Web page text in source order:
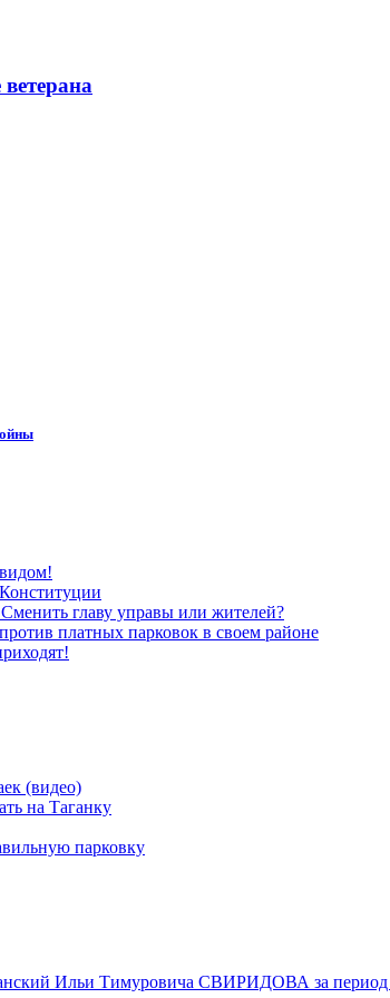
главу управы или жителей?
платных парковок в своем районе
(видео)
на Таганку
парковку
Ильи Тимуровича СВИРИДОВА за период